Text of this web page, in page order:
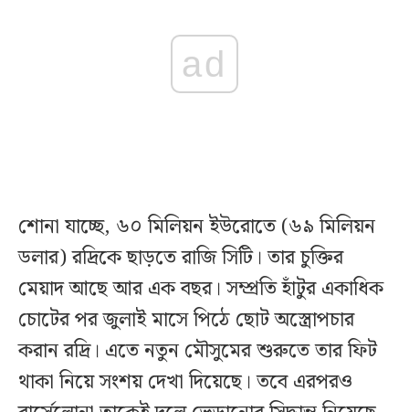
ad
শোনা যাচ্ছে, ৬০ মিলিয়ন ইউরোতে (৬৯ মিলিয়ন
ডলার) রদ্রিকে ছাড়তে রাজি সিটি। তার চুক্তির
মেয়াদ আছে আর এক বছর। সম্প্রতি হাঁটুর একাধিক
চোটের পর জুলাই মাসে পিঠে ছোট অস্ত্রোপচার
করান রদ্রি। এতে নতুন মৌসুমের শুরুতে তার ফিট
থাকা নিয়ে সংশয় দেখা দিয়েছে। তবে এরপরও